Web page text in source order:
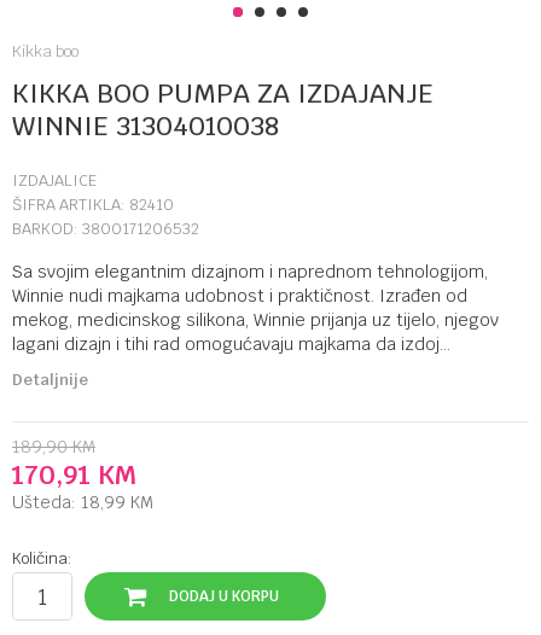
1 2 3 4
Kikka boo
KIKKA BOO PUMPA ZA IZDAJANJE
WINNIE 31304010038
IZDAJALICE
ŠIFRA ARTIKLA: 82410
BARKOD: 3800171206532
Sa svojim elegantnim dizajnom i naprednom tehnologijom,
Winnie nudi majkama udobnost i praktičnost. Izrađen od
mekog, medicinskog silikona, Winnie prijanja uz tijelo, njegov
lagani dizajn i tihi rad omogućavaju majkama da izdoj...
Detaljnije
189,90 KM
170,91 KM
Ušteda: 18,99 KM
Količina:
DODAJ U KORPU